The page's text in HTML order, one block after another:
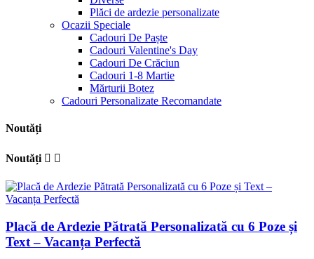
Plăci de ardezie personalizate
Ocazii Speciale
Cadouri De Paște
Cadouri Valentine's Day
Cadouri De Crăciun
Cadouri 1-8 Martie
Mărturii Botez
Cadouri Personalizate Recomandate
Noutăți
Noutăți  
Placă de Ardezie Pătrată Personalizată cu 6 Poze și
Text – Vacanța Perfectă